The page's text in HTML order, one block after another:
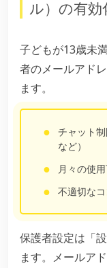
ル）の有効
子どもが13歳未
者のメールアド
ます。
チャット
など）
月々の使
不適切な
保護者設定は「
ます。メールア